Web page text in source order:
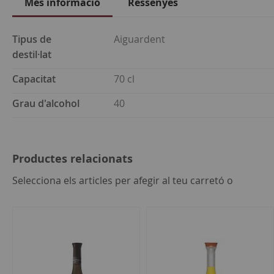
Més informació
Més
informació
Tipus de
destil·lat
Aiguardent
Capacitat
70 cl
Grau d'alcohol
40
Ressenyes
Productes relacionats
Selecciona els articles per afegir al teu carretó o